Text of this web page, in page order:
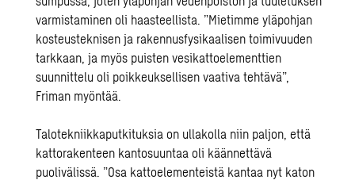
varmistaminen oli haasteellista. ”Mietimme yläpohjan
kosteusteknisen ja rakennusfysikaalisen toimivuuden
tarkkaan, ja myös puisten vesikattoelementtien
suunnittelu oli poikkeuksellisen vaativa tehtävä”,
Friman myöntää.
Talotekniikkaputkituksia on ullakolla niin paljon, että
kattorakenteen kantosuuntaa oli käännettävä
puolivälissä. ”Osa kattoelementeistä kantaa nyt katon